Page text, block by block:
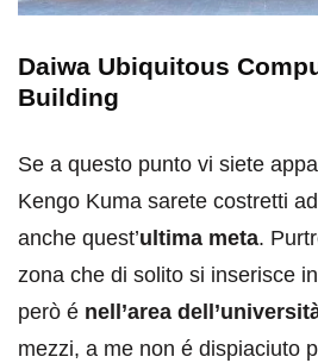
Daiwa Ubiquitous
Building
Se a questo punto vi siete
Kengo Kuma sarete costretti
anche quest’ultima meta.
zona che di solito si inserisce
però é nell’area
mezzi, a me non é dispiaciuto